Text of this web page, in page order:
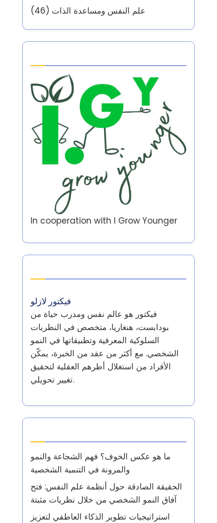
علم النفس ومساعدة الذات (46)
In cooperation with I Grow Younger
فيكتور لازلو
فيكتور هو عالم نفس ومدرب حياة من
بودابست، هنغاريا، متخصص في النظريات
السلوكية المعرفية وتطبيقاتها في النمو
الشخصي. مع أكثر من عقد من الخبرة، يمكّن
الأفراد من استغلال أطرهم العقلية لتحقيق
تغيير تحويلي.
ما هو عكس الخوف؟ فهم الشجاعة والنمو
والمرونة في التنمية الشخصية
الحقيقة الصادقة حول أنظمة علم النفس: فتح
آفاق النمو الشخصي من خلال نظريات مثبتة
استراتيجيات تطوير الذكاء العاطفي لتعزيز